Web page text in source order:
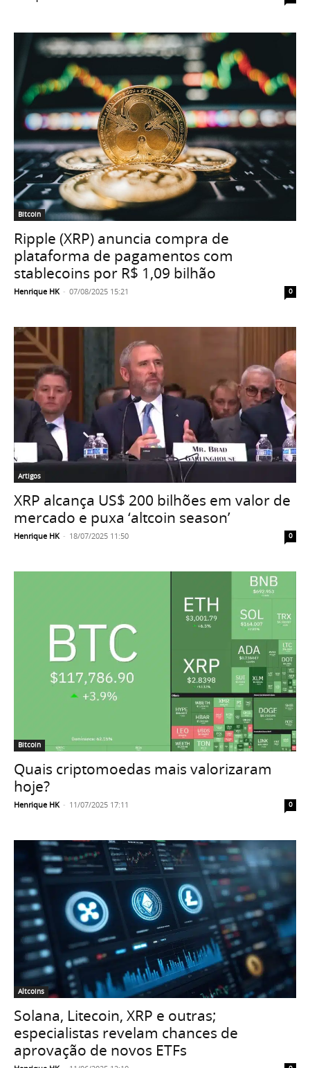
Bitcoin
Ripple (XRP) anuncia compra de
plataforma de pagamentos com
stablecoins por R$ 1,09 bilhão
Henrique HK - 07/08/2025 15:21 0
Artigos
XRP alcança US$ 200 bilhões em valor de
mercado e puxa ‘altcoin season’
Henrique HK - 18/07/2025 11:50 0
Bitcoin
Quais criptomoedas mais valorizaram
hoje?
Henrique HK - 11/07/2025 17:11 0
Altcoins
Solana, Litecoin, XRP e outras;
especialistas revelam chances de
aprovação de novos ETFs